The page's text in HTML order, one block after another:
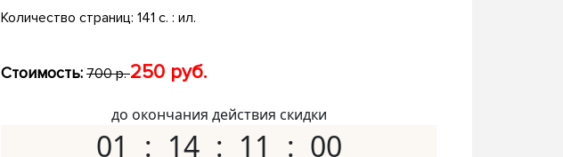
Количество страниц: 141 с. : ил.
Стоимость: 700 р.250 руб.
до окончания действия скидки
01 14 10 59